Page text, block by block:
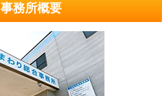
事務所概要